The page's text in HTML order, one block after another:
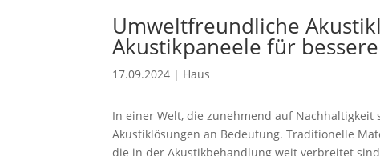
Umweltfreundliche
Akustikpaneele für
17.09.2024 | Haus
In einer Welt, die zunehmend auf
Akustiklösungen an Bedeutung. Traditionelle
die in der Akustikbehandlung weit verbreitet